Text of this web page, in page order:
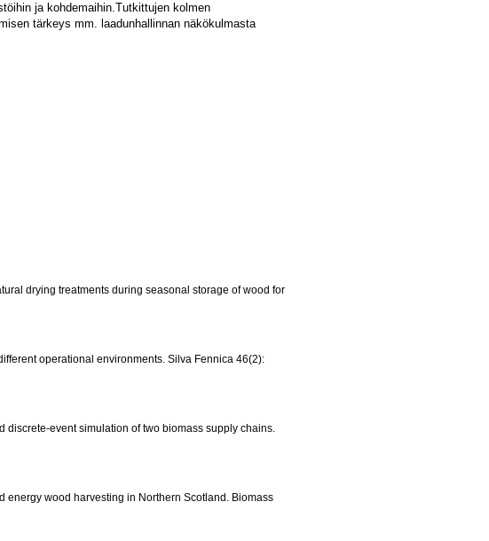
ja kohdemaihin.Tutkittujen kolmen
tärkeys mm. laadunhallinnan näkökulmasta
drying treatments during seasonal storage of wood for
operational environments. Silva Fennica 46(2):
discrete-event simulation of two biomass supply chains.
energy wood harvesting in Northern Scotland. Biomass